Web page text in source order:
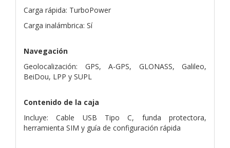
Carga rápida: TurboPower
Carga inalámbrica: Sí
Navegación
Geolocalización: GPS, A-GPS, GLONASS, Galileo,
BeiDou, LPP y SUPL
Contenido de la caja
Incluye: Cable USB Tipo C, funda protectora,
herramienta SIM y guía de configuración rápida